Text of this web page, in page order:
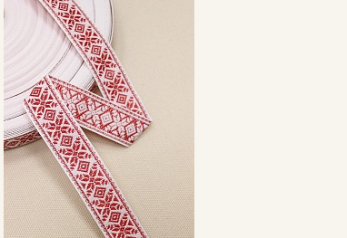
Электронная почта